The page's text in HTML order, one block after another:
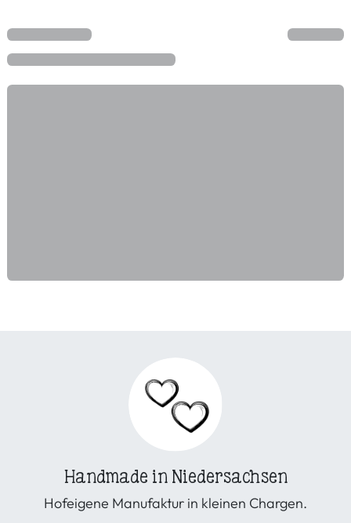
Handmade in Niedersachsen
Hofeigene Manufaktur in kleinen Chargen.